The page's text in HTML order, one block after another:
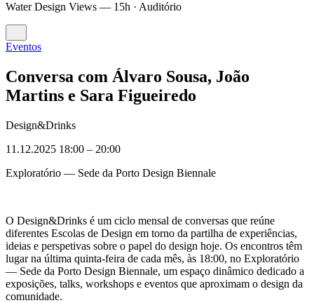
Water Design Views — 15h · Auditório
Eventos
Conversa com Álvaro Sousa, João
Martins e Sara Figueiredo
Design&Drinks
11.12.2025 18:00 – 20:00
Exploratório — Sede da Porto Design Biennale
O Design&Drinks é um ciclo mensal de conversas que reúne
diferentes Escolas de Design em torno da partilha de experiências,
ideias e perspetivas sobre o papel do design hoje. Os encontros têm
lugar na última quinta-feira de cada mês, às 18:00, no Exploratório
— Sede da Porto Design Biennale, um espaço dinâmico dedicado a
exposições, talks, workshops e eventos que aproximam o design da
comunidade.